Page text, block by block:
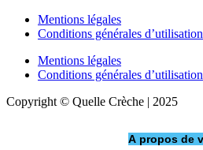
Mentions légales
Conditions générales d’utilisation
Mentions légales
Conditions générales d’utilisation
Copyright © Quelle Crèche | 2025